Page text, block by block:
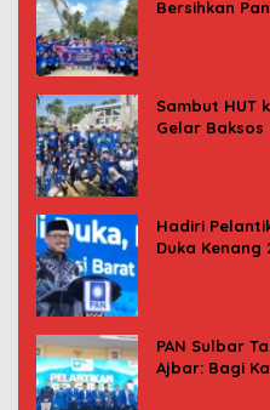
Bersihkan
Sambut HUT
Gelar
Hadiri
Duka Kenang
PAN Sulbar
Ajbar: Bagi